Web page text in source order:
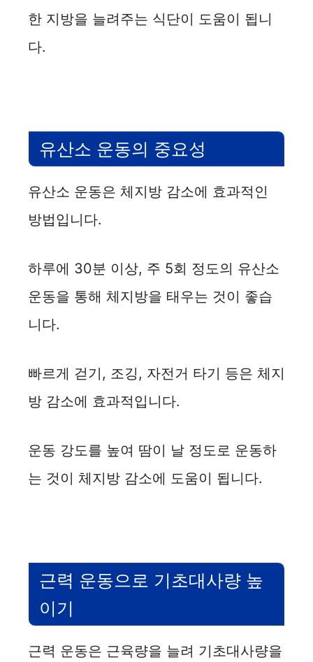
한 지방을 늘려주는 식단이 도움이 됩니
다.
유산소 운동의 중요성
유산소 운동은 체지방 감소에 효과적인
방법입니다.
하루에 30분 이상, 주 5회 정도의 유산소
운동을 통해 체지방을 태우는 것이 좋습
니다.
빠르게 걷기, 조깅, 자전거 타기 등은 체지
방 감소에 효과적입니다.
운동 강도를 높여 땀이 날 정도로 운동하
는 것이 체지방 감소에 도움이 됩니다.
근력 운동으로 기초대사량 높
이기
근력 운동은 근육량을 늘려 기초대사량을